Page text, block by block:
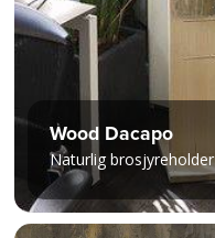
Wood Dacapo
Naturlig brosjyreholder